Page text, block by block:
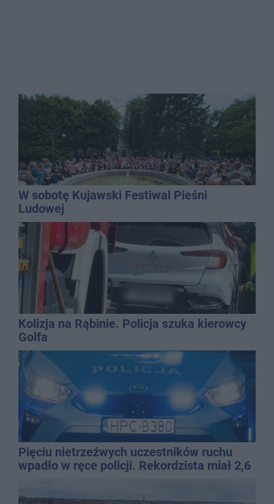
W sobotę Kujawski Festiwal Pieśni
Ludowej
Kolizja na Rąbinie. Policja szuka kierowcy
Golfa
Pięciu nietrzeźwych uczestników ruchu
wpadło w ręce policji. Rekordzista miał 2,6